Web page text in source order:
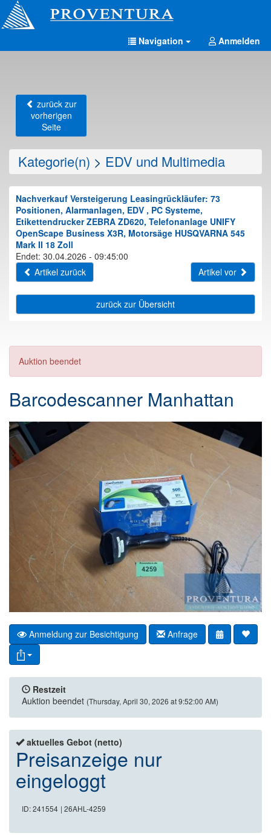
Navigation Anmelden
zurück zur
vorherigen
Seite
Kategorie(n) > EDV und Multimedia
Nachverkauf Versteigerung Leasingrückläufer: 73
Positionen, Alarmanlagen, EDV , PC Systeme,
Etikettendrucker ZEBRA ZD620, Telefonanlage UNIFY
OpenScape Business X3R, Motorsäge HUSQVARNA 545
Mark II 18 Zoll
Endet: 30.04.2026 - 09:45:00
Artikel zurück
Artikel vor
zurück zur Übersicht
Auktion beendet
Barcodescanner Manhattan
Anmeldung zur Besichtigung Anfrage
Restzeit
Auktion beendet (Thursday, April 30, 2026 at 9:52:00 AM)
aktuelles Gebot (netto)
Preisanzeige nur
eingeloggt
ID: 241554 | 26AHL-4259